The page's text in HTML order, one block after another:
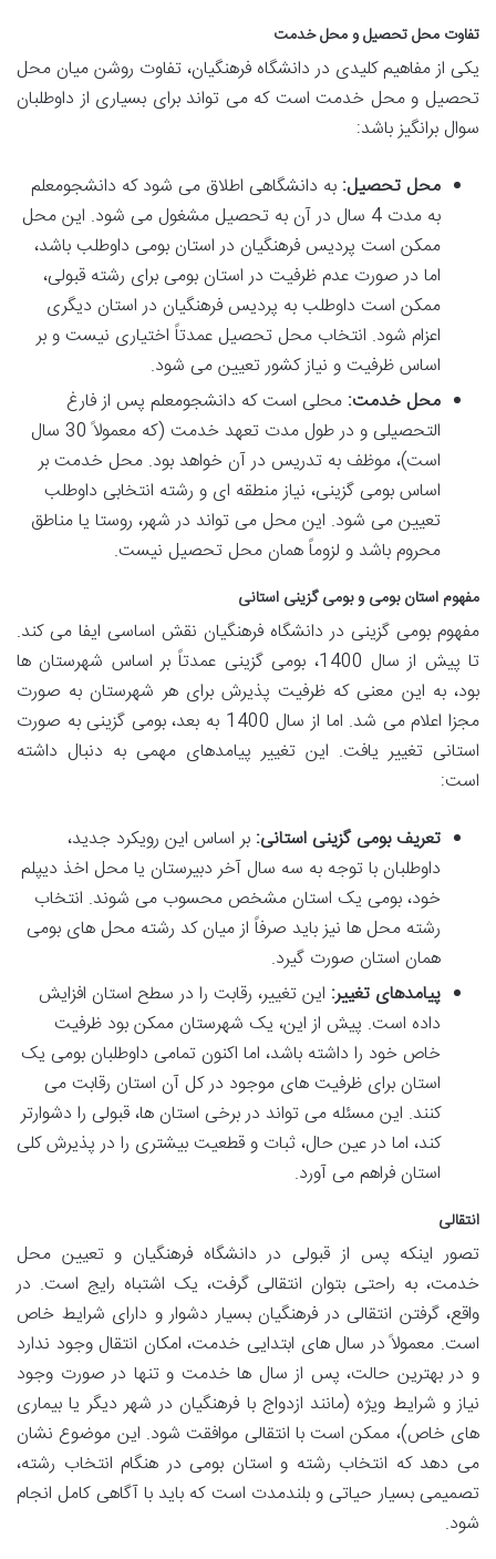
تفاوت محل تحصیل و محل خدمت
یکی از مفاهیم کلیدی در دانشگاه فرهنگیان، تفاوت روشن میان محل
تحصیل و محل خدمت است که می تواند برای بسیاری از داوطلبان
سوال برانگیز باشد:
محل تحصیل: به دانشگاهی اطلاق می شود که دانشجومعلم
به مدت 4 سال در آن به تحصیل مشغول می شود. این محل
ممکن است پردیس فرهنگیان در استان بومی داوطلب باشد،
اما در صورت عدم ظرفیت در استان بومی برای رشته قبولی،
ممکن است داوطلب به پردیس فرهنگیان در استان دیگری
اعزام شود. انتخاب محل تحصیل عمدتاً اختیاری نیست و بر
اساس ظرفیت و نیاز کشور تعیین می شود.
محل خدمت: محلی است که دانشجومعلم پس از فارغ
التحصیلی و در طول مدت تعهد خدمت (که معمولاً 30 سال
است)، موظف به تدریس در آن خواهد بود. محل خدمت بر
اساس بومی گزینی، نیاز منطقه ای و رشته انتخابی داوطلب
تعیین می شود. این محل می تواند در شهر، روستا یا مناطق
محروم باشد و لزوماً همان محل تحصیل نیست.
مفهوم استان بومی و بومی گزینی استانی
مفهوم بومی گزینی در دانشگاه فرهنگیان نقش اساسی ایفا می کند.
تا پیش از سال 1400، بومی گزینی عمدتاً بر اساس شهرستان ها
بود، به این معنی که ظرفیت پذیرش برای هر شهرستان به صورت
مجزا اعلام می شد. اما از سال 1400 به بعد، بومی گزینی به صورت
استانی تغییر یافت. این تغییر پیامدهای مهمی به دنبال داشته
است:
تعریف بومی گزینی استانی: بر اساس این رویکرد جدید،
داوطلبان با توجه به سه سال آخر دبیرستان یا محل اخذ دیپلم
خود، بومی یک استان مشخص محسوب می شوند. انتخاب
رشته محل ها نیز باید صرفاً از میان کد رشته محل های بومی
همان استان صورت گیرد.
پیامدهای تغییر: این تغییر، رقابت را در سطح استان افزایش
داده است. پیش از این، یک شهرستان ممکن بود ظرفیت
خاص خود را داشته باشد، اما اکنون تمامی داوطلبان بومی یک
استان برای ظرفیت های موجود در کل آن استان رقابت می
کنند. این مسئله می تواند در برخی استان ها، قبولی را دشوارتر
کند، اما در عین حال، ثبات و قطعیت بیشتری را در پذیرش کلی
استان فراهم می آورد.
انتقالی
تصور اینکه پس از قبولی در دانشگاه فرهنگیان و تعیین محل
خدمت، به راحتی بتوان انتقالی گرفت، یک اشتباه رایج است. در
واقع، گرفتن انتقالی در فرهنگیان بسیار دشوار و دارای شرایط خاص
است. معمولاً در سال های ابتدایی خدمت، امکان انتقال وجود ندارد
و در بهترین حالت، پس از سال ها خدمت و تنها در صورت وجود
نیاز و شرایط ویژه (مانند ازدواج با فرهنگیان در شهر دیگر یا بیماری
های خاص)، ممکن است با انتقالی موافقت شود. این موضوع نشان
می دهد که انتخاب رشته و استان بومی در هنگام انتخاب رشته،
تصمیمی بسیار حیاتی و بلندمدت است که باید با آگاهی کامل انجام
شود.